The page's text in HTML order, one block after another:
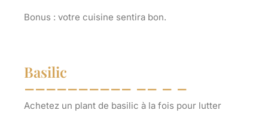
Bonus : votre cuisine sentira bon.
Basilic
Achetez un plant de basilic à la fois pour lutter